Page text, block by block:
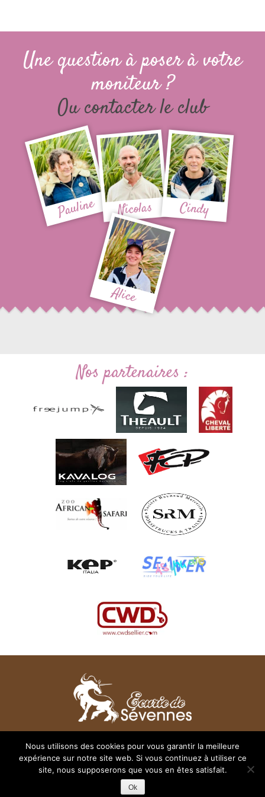
Une question à poser à votre
moniteur ?
Ou contacter le club
Pauline Nicolas Cindy
Alice
Nos partenaires :
(rocade sortie « La Salvetat Saint Gilles)
Tél. : 05 61 11 19 16
Ecurie de Sevennes
Nous utilisons des cookies pour vous garantir la meilleure
expérience sur notre site web. Si vous continuez à utiliser ce
site, nous supposerons que vous en êtes satisfait.
Ok